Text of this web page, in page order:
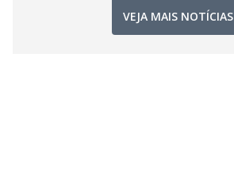
VEJA MAIS NOTÍCIAS